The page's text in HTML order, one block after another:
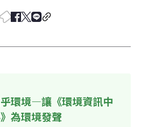
環境—讓《環境資訊中
為環境發聲